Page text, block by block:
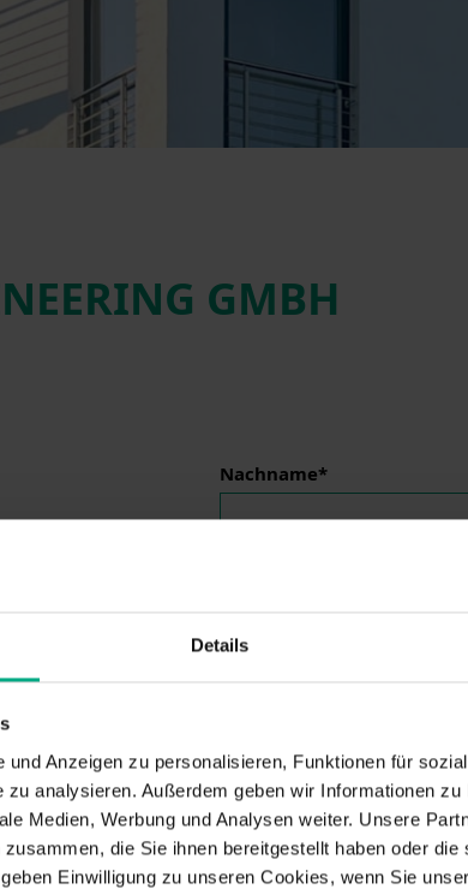
Details
Anzeigen zu personalisieren, Funktionen für
zu analysieren. Außerdem geben wir Informationen
Medien, Werbung und Analysen weiter. Unsere
die Sie ihnen bereitgestellt haben oder
Einwilligung zu unseren Cookies, wenn Sie
GMBH
Nachname*